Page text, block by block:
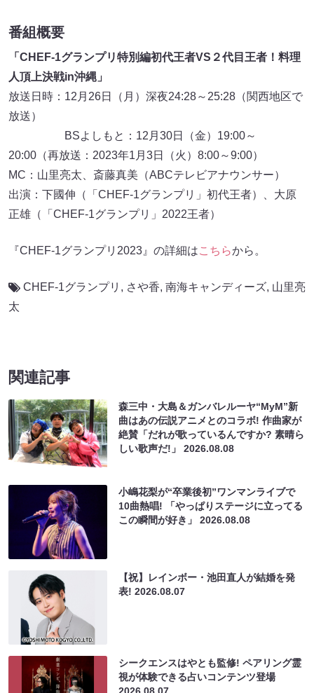
番組概要
「CHEF-1グランプリ特別編初代王者VS２代目王者！料理
人頂上決戦in沖縄」
放送日時：12月26日（月）深夜24:28～25:28（関西地区で
放送）
BSよしもと：12月30日（金）19:00～
20:00（再放送：2023年1月3日（火）8:00～9:00）
MC：山里亮太、斎藤真美（ABCテレビアナウンサー）
出演：下國伸（「CHEF-1グランプリ」初代王者）、大原
正雄（「CHEF-1グランプリ」2022王者）
『CHEF-1グランプリ2023』の詳細はこちらから。
CHEF-1グランプリ , さや香, 南海キャンディーズ, 山里亮
太
関連記事
森三中・大島＆ガンバレルーヤ“MyM”新
曲はあの伝説アニメとのコラボ! 作曲家が
絶賛「だれが歌っているんですか? 素晴ら
しい歌声だ!」2026.08.08
小嶋花梨が“卒業後初”ワンマンライブで
10曲熱唱! 「やっぱりステージに立ってる
この瞬間が好き」2026.08.08
【祝】レインボー・池田直人が結婚を発
表!2026.08.07
シークエンスはやとも監修! ペアリング霊
視が体験できる占いコンテンツ登場